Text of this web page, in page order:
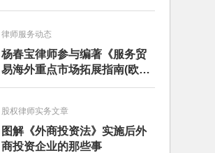
律师服务动态
杨春宝律师参与编著《服务贸
易海外重点市场拓展指南(欧洲
卷·意大利)》
股权律师实务文章
图解《外商投资法》实施后外
商投资企业的那些事